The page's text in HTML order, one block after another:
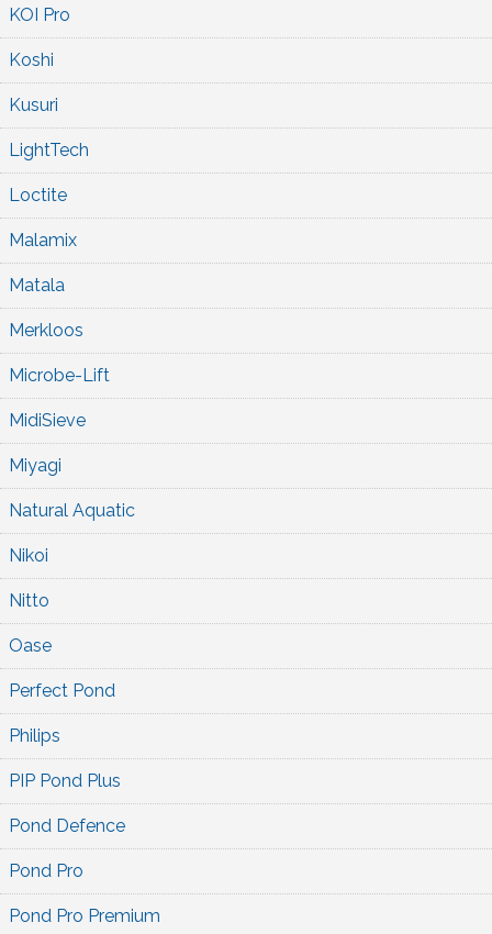
KOI Pro
Koshi
Kusuri
LightTech
Loctite
Malamix
Matala
Merkloos
Microbe-Lift
MidiSieve
Miyagi
Natural Aquatic
Nikoi
Nitto
Oase
Perfect Pond
Philips
PIP Pond Plus
Pond Defence
Pond Pro
Pond Pro Premium